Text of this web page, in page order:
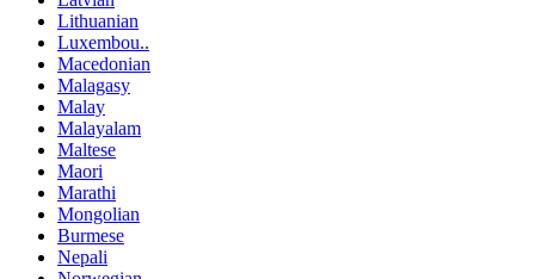
Lithuanian
Luxembou..
Macedonian
Malagasy
Malay
Malayalam
Maltese
Maori
Marathi
Mongolian
Burmese
Nepali